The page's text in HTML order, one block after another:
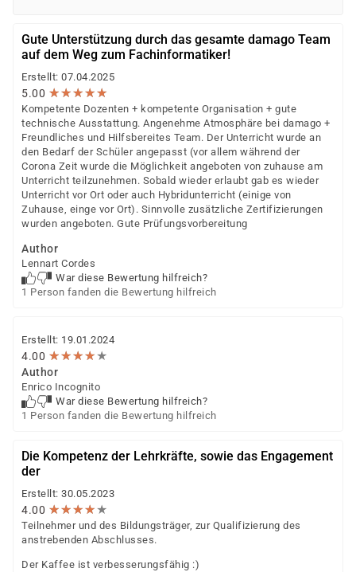
Gute Unterstützung durch das gesamte damago Team
auf dem Weg zum Fachinformatiker!
Erstellt: 07.04.2025
5.00 ★★★★★
★★★★★
Kompetente Dozenten + kompetente Organisation + gute
technische Ausstattung. Angenehme Atmosphäre bei damago +
Freundliches und Hilfsbereites Team. Der Unterricht wurde an
den Bedarf der Schüler angepasst (vor allem während der
Corona Zeit wurde die Möglichkeit angeboten von zuhause am
Unterricht teilzunehmen. Sobald wieder erlaubt gab es wieder
Unterricht vor Ort oder auch Hybridunterricht (einige von
Zuhause, einge vor Ort). Sinnvolle zusätzliche Zertifizierungen
wurden angeboten. Gute Prüfungsvorbereitung
Author
Lennart Cordes
War diese Bewertung hilfreich?
1 Person fanden die Bewertung hilfreich
Erstellt: 19.01.2024
4.00 ★★★★★
★★★★★
Author
Enrico Incognito
War diese Bewertung hilfreich?
1 Person fanden die Bewertung hilfreich
Die Kompetenz der Lehrkräfte, sowie das Engagement
der
Erstellt: 30.05.2023
4.00 ★★★★★
★★★★★
Teilnehmer und des Bildungsträger, zur Qualifizierung des
anstrebenden Abschlusses.
Der Kaffee ist verbesserungsfähig :)